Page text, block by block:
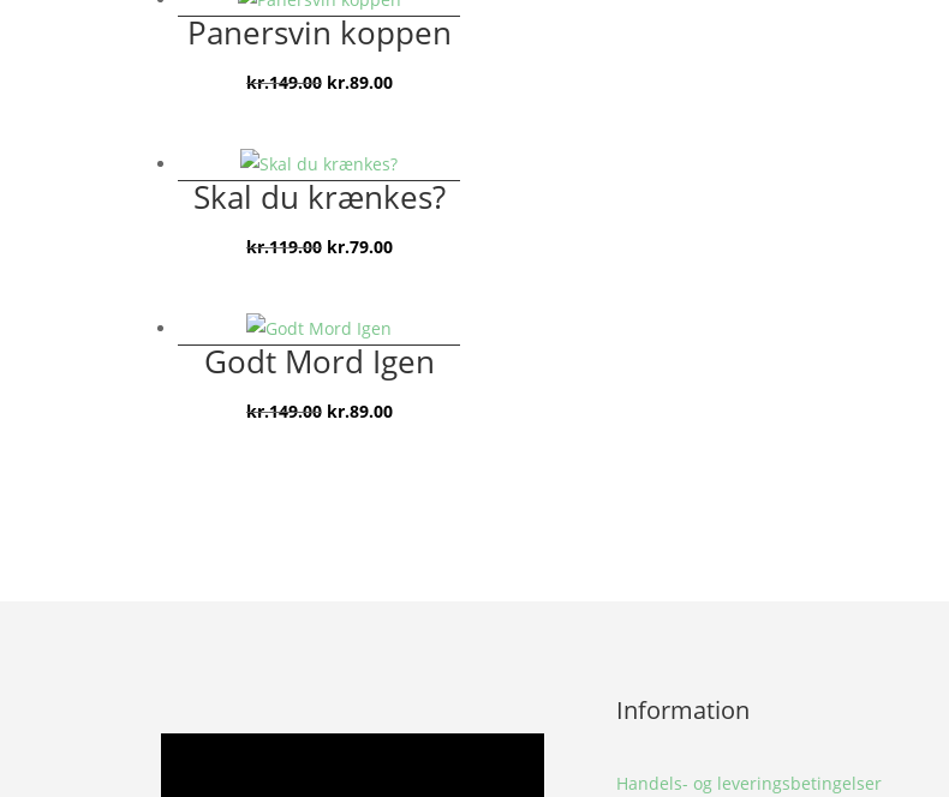
var:
kr.149.00.
er:
kr.79.00.
Panersvin koppen
kr.149.00 Den
var:
kr.149.00.
kr.89.00Den
er:
kr.89.00.
Skal du krænkes?
kr.119.00 Den
var:
kr.119.00.
kr.79.00Den
er:
kr.79.00.
Godt Mord Igen
kr.149.00 Den
kr.89.00Den
Information
Handels- og leveringsbetingelser